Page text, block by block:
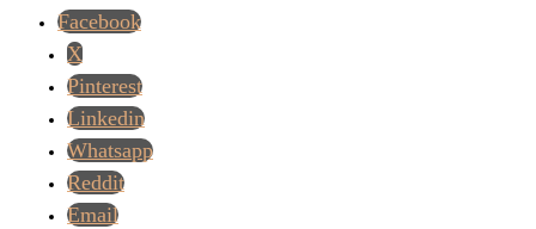
Facebook
X
Pinterest
Linkedin
Whatsapp
Reddit
Email